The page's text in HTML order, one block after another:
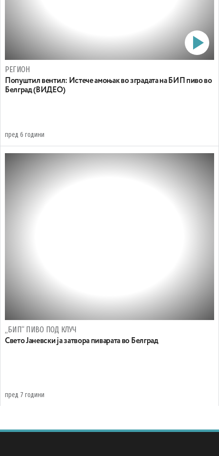
РЕГИОН
Попуштил вентил: Истече амоњак во зградата на БИП пиво во
Белград (ВИДЕО)
пред 6 години
„БИП“ ПИВО ПОД КЛУЧ
Свето Јаневски ја затвора пиварата во Белград
пред 7 години